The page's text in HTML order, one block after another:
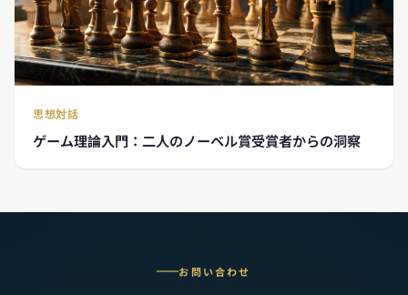
思想対話
ゲーム理論入門：二人のノーベル賞受賞者からの洞察
お問い合わせ